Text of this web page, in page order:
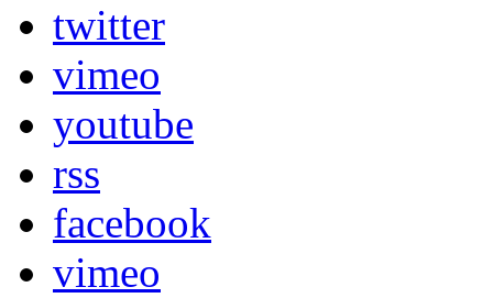
twitter
vimeo
youtube
rss
facebook
vimeo